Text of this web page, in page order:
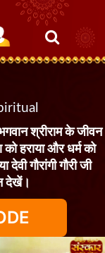
श्रीराम के जीवन
को हराया और धर्म को
गौरांगी गौरी जी
देखें।